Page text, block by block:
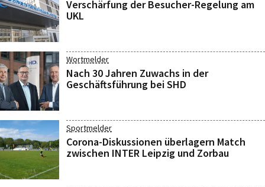
Verschärfung der Besucher-Regelung am
UKL
Wortmelder
Nach 30 Jahren Zuwachs in der
Geschäftsführung bei SHD
Sportmelder
Corona-Diskussionen überlagern Match
zwischen INTER Leipzig und Zorbau